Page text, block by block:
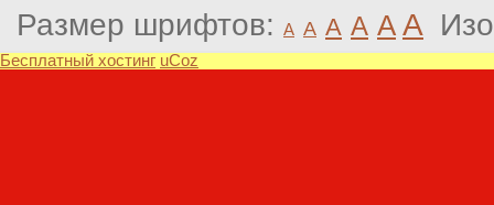
Размер шрифтов: A A A A A A
Бесплатный хостинг uCoz